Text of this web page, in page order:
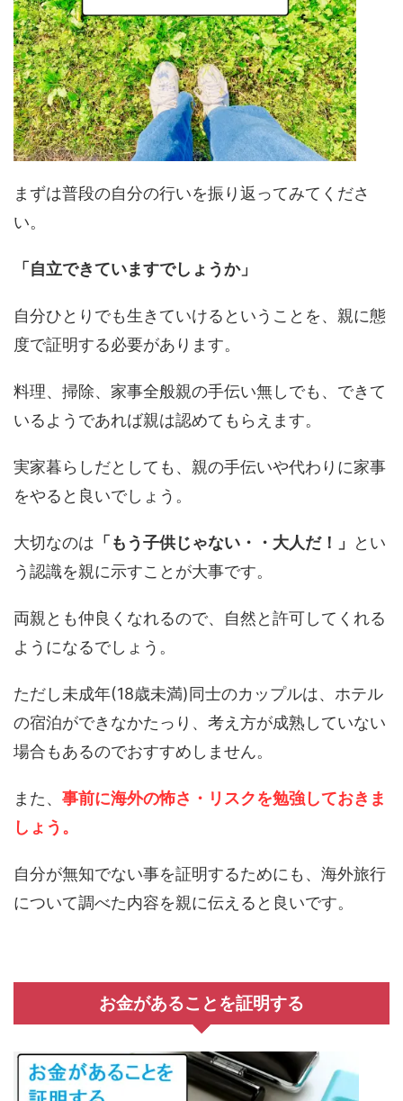
まずは普段の自分の行いを振り返ってみてくださ
い。
「自立できていますでしょうか」
自分ひとりでも生きていけるということを、親に態
度で証明する必要があります。
料理、掃除、家事全般親の手伝い無しでも、できて
いるようであれば親は認めてもらえます。
実家暮らしだとしても、親の手伝いや代わりに家事
をやると良いでしょう。
大切なのは 「もう子供じゃない・・大人だ！」
とい
う認識を親に示すことが大事です。
両親とも仲良くなれるので、自然と許可してくれる
ようになるでしょう。
ただし未成年(18歳未満)同士のカップルは、ホテル
の宿泊ができなかたっり、考え方が成熟していない
場合もあるのでおすすめしません。
また、 事前に海外の怖さ・リスクを勉強しておきま
しょう。
自分が無知でない事を証明するためにも、海外旅行
について調べた内容を親に伝えると良いです。
お金があることを証明する